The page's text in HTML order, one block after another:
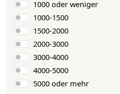
1000 oder weniger
1000-1500
1500-2000
2000-3000
3000-4000
4000-5000
5000 oder mehr